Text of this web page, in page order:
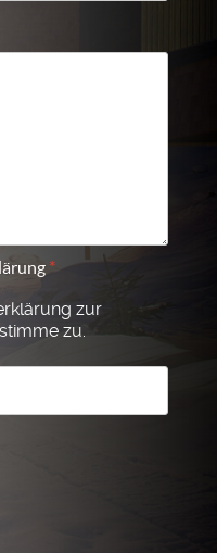
*
zur
zu.